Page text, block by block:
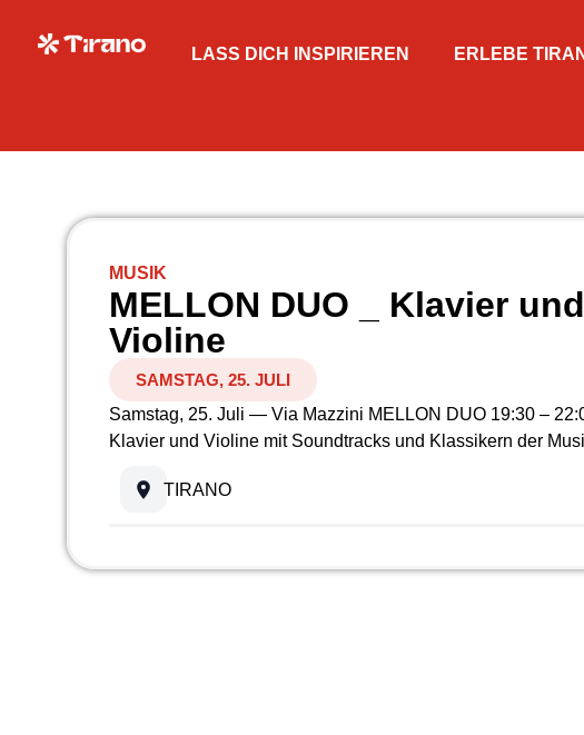
LASS DICH INSPIRIEREN ERLEBE
MUSIK
MELLON DUO _ Klavier und
Violine
SAMSTAG, 25. JULI
Samstag, 25. Juli — Via Mazzini MELLON DUO 19:30 –
Klavier und Violine mit Soundtracks und Klassikern der
TIRANO